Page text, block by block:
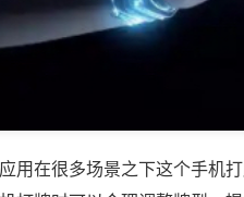
用在很多场景之下这个手机